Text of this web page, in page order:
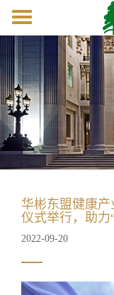
Toggle
navigation
华彬东盟健康
仪式举行，助力
2022-09-20